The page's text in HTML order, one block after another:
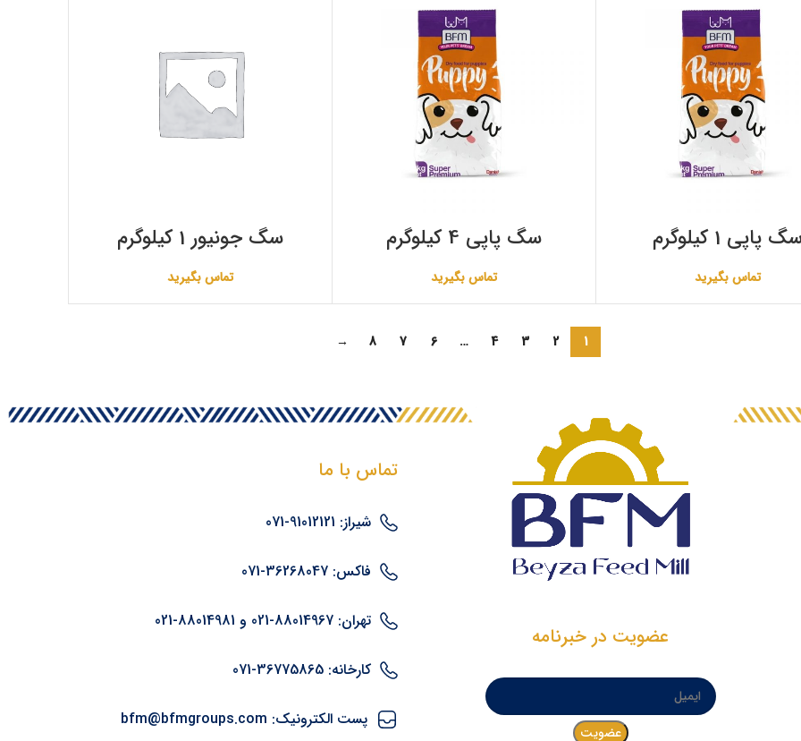
پاپی 1 کیلوگرم
تماس بگیرید
سگ پاپی 4 کیلوگرم
تماس بگیرید
سگ جونیور 1 کیلوگرم
تماس بگیرید
1
2
3
4
…
6
7
8
→
تماس با ما
شیراز: 91012121-071
فاکس: 36268047-071
تهران: 88014967-021 و 88014981-021
کارخانه: 36775865-071
پست الکترونیک: bfm@bfmgroups.com
عضویت در خبرنامه